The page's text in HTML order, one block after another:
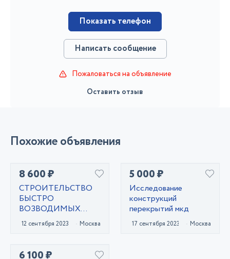
Показать телефон
Написать сообщение
Пожаловаться на объявление
Оставить отзыв
Похожие объявления
8 600 ₽
СТРОИТЕЛЬСТВО
БЫСТРО
ВОЗВОДИМЫХ
ЗДАНИЙ
12 сентября 2023 Москва
5 000 ₽
Исследование
конструкций
перекрытий мкд
17 сентября 2023 Москва
6 100 ₽